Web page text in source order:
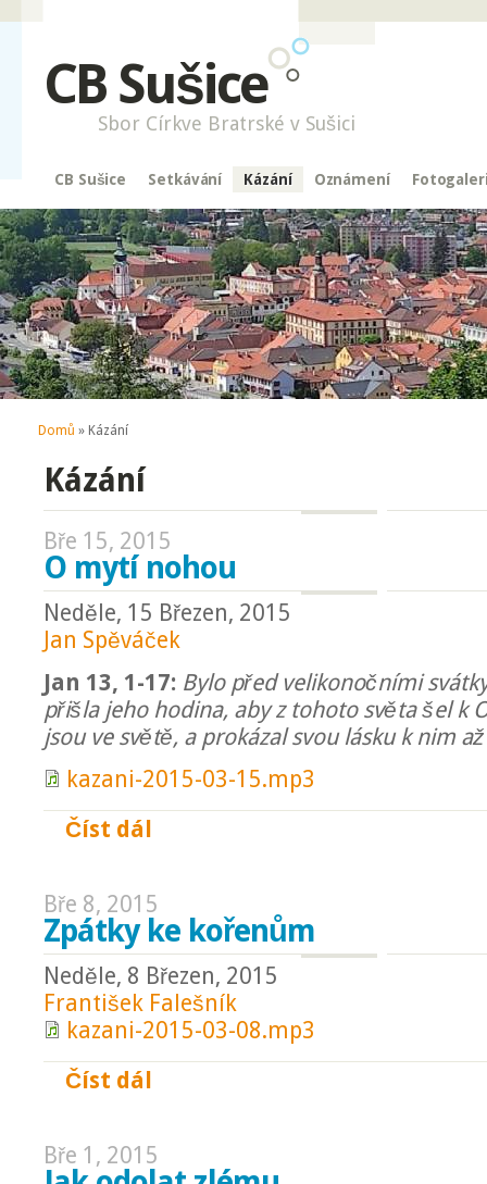
CB Sušice
Sbor Církve Bratrské v Sušici
CB Sušice Setkávání Kázání Oznámení
Jste zde
Domů » Kázání
Kázání
Bře 15, 2015
O mytí nohou
Neděle, 15 Březen, 2015
Jan Spěváček
Jan 13, 1-17: Bylo před velikonočními
přišla jeho hodina, aby z tohoto světa šel k
jsou ve světě, a prokázal svou lásku k nim
kazani-2015-03-15.mp3
Číst dál
Bře 8, 2015
Zpátky ke kořenům
Neděle, 8 Březen, 2015
František Falešník
kazani-2015-03-08.mp3
Číst dál
Bře 1, 2015